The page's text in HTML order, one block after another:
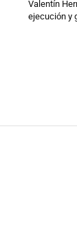
Valentín
ejecución y